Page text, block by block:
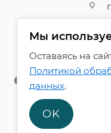
Мы
Оставаясь на
Политикой
данных.
OK